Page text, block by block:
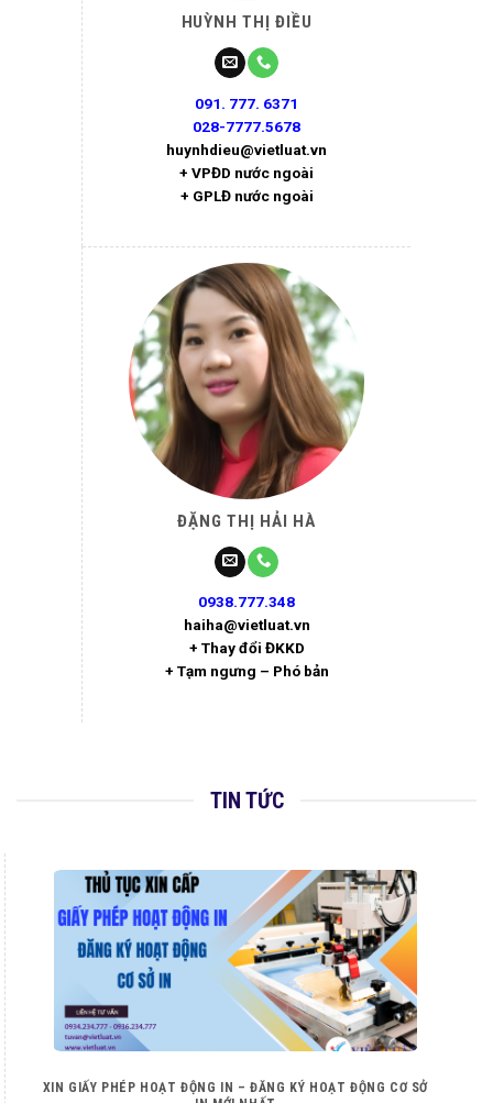
HUỲNH THỊ ĐIỀU
091. 777. 6371
028-7777.5678
huynhdieu@vietluat.vn
+ VPĐD nước ngoài
+ GPLĐ nước ngoài
ĐẶNG THỊ HẢI HÀ
0938.777.348
haiha@vietluat.vn
+ Thay đổi ĐKKD
+ Tạm ngưng – Phó bản
TIN TỨC
XIN GIẤY PHÉP HOẠT ĐỘNG IN – ĐĂNG KÝ HOẠT ĐỘNG CƠ SỞ